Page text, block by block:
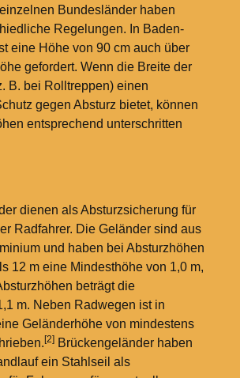
Bundesländer haben
Regelungen. In Baden-
eine Höhe von 90 cm auch über
gefordert. Wenn die Breite der
B. bei Rolltreppen) einen
gegen Absturz bietet, können
entsprechend unterschritten
dienen als Absturzsicherung für
Radfahrer. Die Geländer sind aus
und haben bei Absturzhöhen
12 m eine Mindesthöhe von 1,0 m,
beträgt die
m. Neben Radwegen ist in
Geländerhöhe von mindestens
[2]Brückengeländer haben
ein Stahlseil als